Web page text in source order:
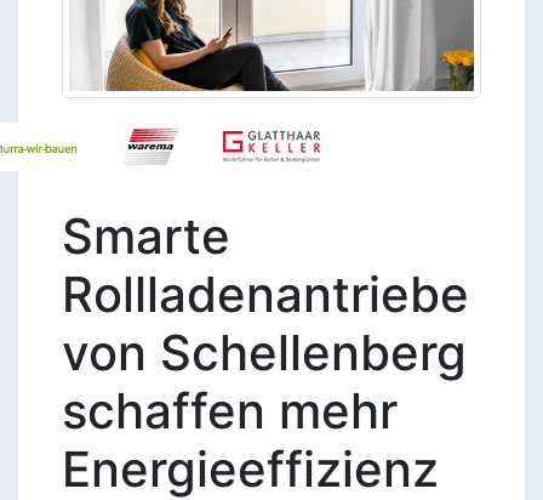
Smarte
Rollladenantriebe
von Schellenberg
schaffen mehr
Energieeffizienz